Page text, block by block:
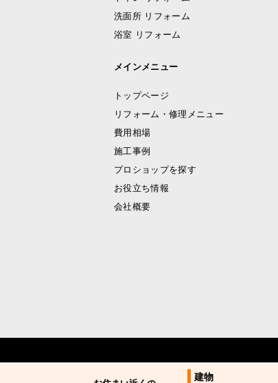
建物
洗面所 リフォーム
浴室 リフォーム
メインメニュー
トップページ
リフォーム・修理メニュー
費用相場
施工事例
プロショップを探す
お役立ち情報
会社概要
建物